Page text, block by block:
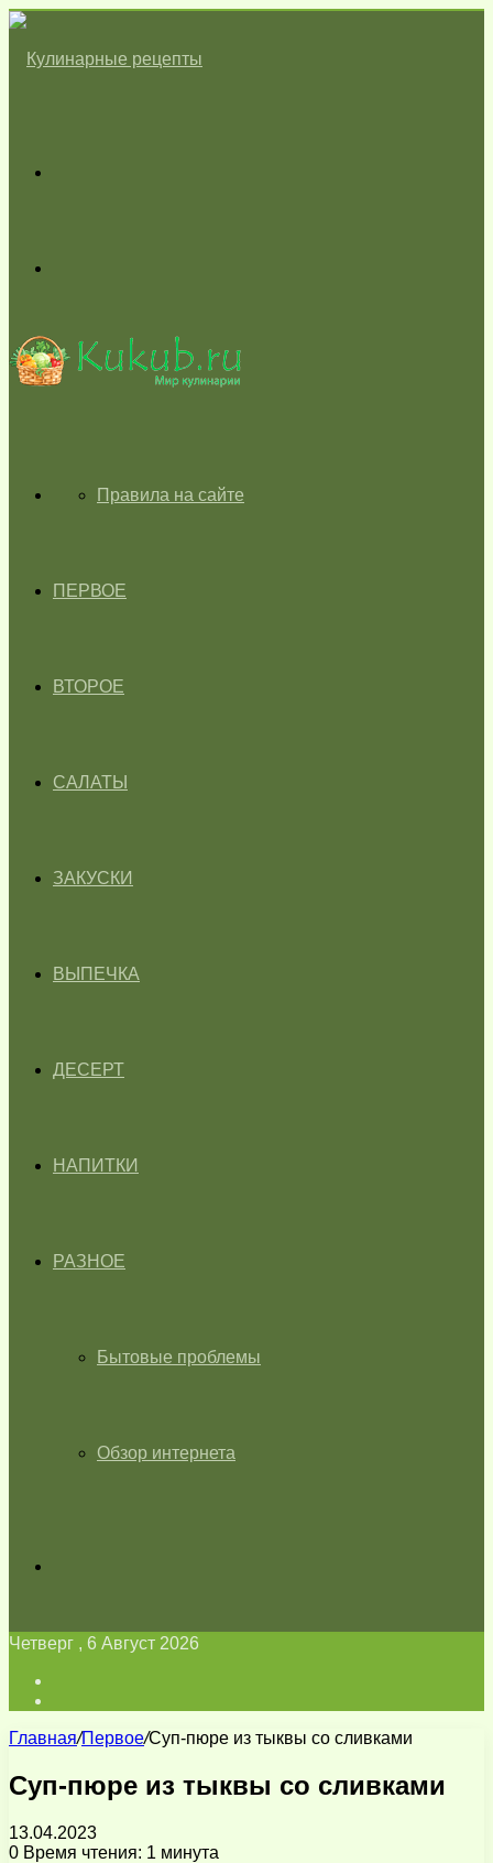
skin
ГЛАВНАЯПравила на сайте
ПЕРВОЕ
ВТОРОЕ
САЛАТЫ
ЗАКУСКИ
ВЫПЕЧКА
ДЕСЕРТ
НАПИТКИ
РАЗНОЕ
Бытовые проблемы
Обзор интернета
Четверг , 6 Август 2026
Главная/Первое/Суп-пюре из тыквы со сливками
Суп-пюре из тыквы со сливками
13.04.2023
0 Время чтения: 1 минута